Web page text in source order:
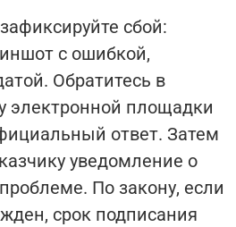
сбой:
с ошибкой,
Обратитесь в
электронной площадки
ответ. Затем
уведомление о
По закону, если
срок подписания